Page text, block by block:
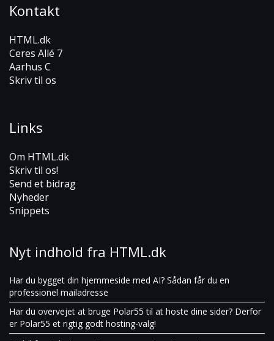
Kontakt
HTML.dk
Ceres Allé 7
Aarhus C
Skriv til os
Links
Om HTML.dk
Skriv til os!
Send et bidrag
Nyheder
Snippets
Nyt indhold fra HTML.dk
Har du bygget din hjemmeside med AI? Sådan får du en
professionel mailadresse
Har du overvejet at bruge Polar55 til at hoste dine sider? Derfor
er Polar55 et rigtig godt hosting-valg!